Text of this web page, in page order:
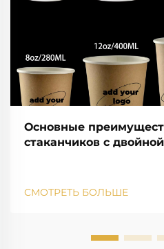
Основные
стаканчиков с
СМОТРЕТЬ БОЛЬШЕ